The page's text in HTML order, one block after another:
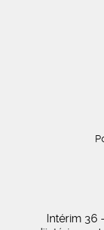
Intérim 36